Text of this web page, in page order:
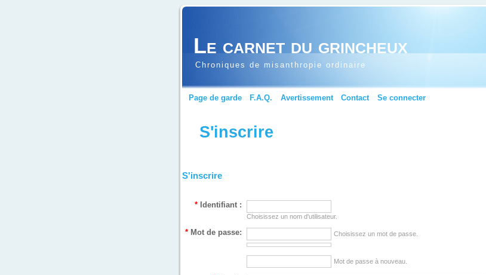
Le carnet du grincheux
Chroniques de misanthropie ordinaire
Page de garde F.A.Q. Avertissement Contact Se connecter
S'inscrire
S'inscrire
* Identifiant :
Choisissez un nom d'utilisateur.
* Mot de passe: Choisissez un mot de passe.
Mot de passe à nouveau.